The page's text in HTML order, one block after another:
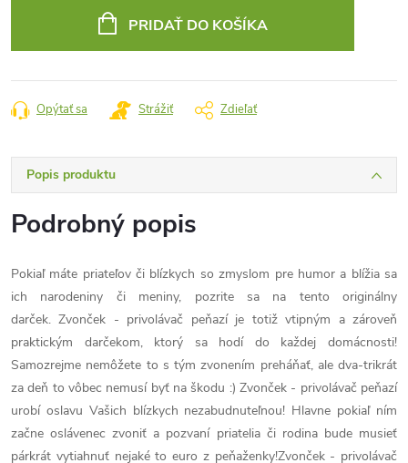
PRIDAŤ DO KOŠÍKA
Opýtať sa Strážiť Zdieľať
Popis produktu
Podrobný popis
Pokiaľ máte priateľov či blízkych so zmyslom pre humor a blížia sa
ich narodeniny či meniny, pozrite sa na tento originálny
darček. Zvonček - privolávač peňazí je totiž vtipným a zároveň
praktickým darčekom, ktorý sa hodí do každej domácnosti!
Samozrejme nemôžete to s tým zvonením preháňať, ale dva-trikrát
za deň to vôbec nemusí byť na škodu :) Zvonček - privolávač peňazí
urobí oslavu Vašich blízkych nezabudnuteľnou! Hlavne pokiaľ ním
začne oslávenec zvoniť a pozvaní priatelia či rodina bude musieť
párkrát vytiahnuť nejaké to euro z peňaženky!Zvonček - privolávač